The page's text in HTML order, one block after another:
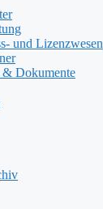
und Lizenzwesen
Dokumente